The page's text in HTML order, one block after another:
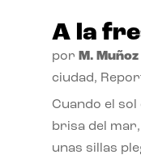
A la
por M. Muñoz
ciudad,
Cuando el sol
brisa del
unas sillas